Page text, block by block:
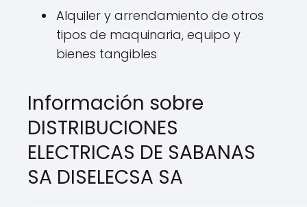
Alquiler y arrendamiento de otros
tipos de maquinaria, equipo y
bienes tangibles
Información sobre
DISTRIBUCIONES
ELECTRICAS DE SABANAS
SA DISELECSA SA